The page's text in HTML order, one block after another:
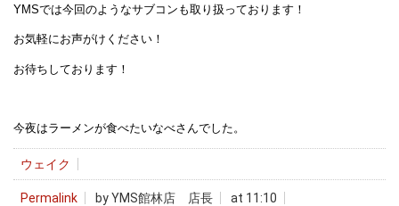
YMSでは今回のようなサブコンも取り扱っております！
お気軽にお声がけください！
お待ちしております！
今夜はラーメンが食べたいなべさんでした。
ウェイク
Permalink by YMS館林店 店長
at 11:10